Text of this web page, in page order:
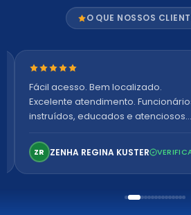
O QUE NOSSOS
Nota 5 de 5 estrelas
Fácil acesso. Bem localizado.
Excelente atendimento.
instruídos, educados e atenciosos.
confortável. Perfeito!
ZR ZENHA REGINA KUSTER